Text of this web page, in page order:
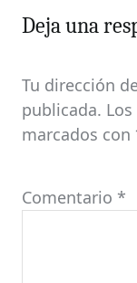
Deja una
Tu dirección
publicada.
marcados con
Comentario *